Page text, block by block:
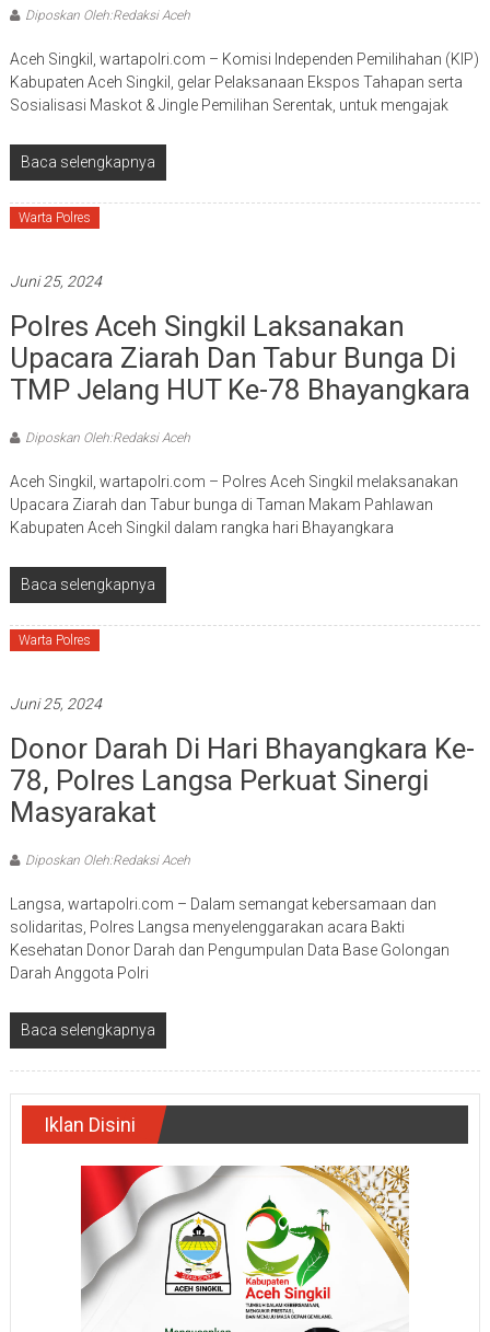
Diposkan Oleh:Redaksi Aceh
Aceh Singkil, wartapolri.com – Komisi Independen Pemilihahan (KIP)
Kabupaten Aceh Singkil, gelar Pelaksanaan Ekspos Tahapan serta
Sosialisasi Maskot & Jingle Pemilihan Serentak, untuk mengajak
Baca selengkapnya
Warta Polres
Juni 25, 2024
Polres Aceh Singkil Laksanakan
Upacara Ziarah Dan Tabur Bunga Di
TMP Jelang HUT Ke-78 Bhayangkara
Diposkan Oleh:Redaksi Aceh
Aceh Singkil, wartapolri.com – Polres Aceh Singkil melaksanakan
Upacara Ziarah dan Tabur bunga di Taman Makam Pahlawan
Kabupaten Aceh Singkil dalam rangka hari Bhayangkara
Baca selengkapnya
Warta Polres
Juni 25, 2024
Donor Darah Di Hari Bhayangkara Ke-
78, Polres Langsa Perkuat Sinergi
Masyarakat
Diposkan Oleh:Redaksi Aceh
Langsa, wartapolri.com – Dalam semangat kebersamaan dan
solidaritas, Polres Langsa menyelenggarakan acara Bakti
Kesehatan Donor Darah dan Pengumpulan Data Base Golongan
Darah Anggota Polri
Baca selengkapnya
Iklan Disini